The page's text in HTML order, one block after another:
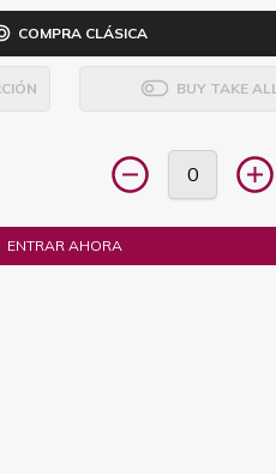
COMPRA CLÁSICA
BUY TAKE ALL
ENTRAR AHORA